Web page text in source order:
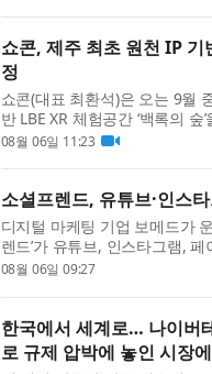
쇼콘, 제주 최초 원천 IP 기
정
쇼콘(대표 최환석)은 오는 9월
반 LBE XR 체험공간 ‘백록의
객이 전시를 바라보는 데 머무
08월 06일 11:23
소셜프렌드, 유튜브·인스
디지털 마케팅 기업 보메드가
렌드’가 유튜브, 인스타그램,
디어의 마케팅 서비스를 한곳
08월 06일 09:27
한국에서 세계로… 나이버
로 규제 압박에 놓인 시장